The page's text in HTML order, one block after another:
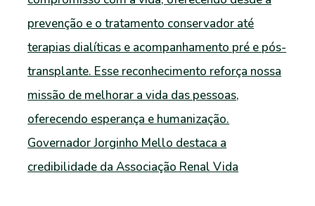
Governador Jorginho Mello destaca a
credibilidade da Associação Renal Vida